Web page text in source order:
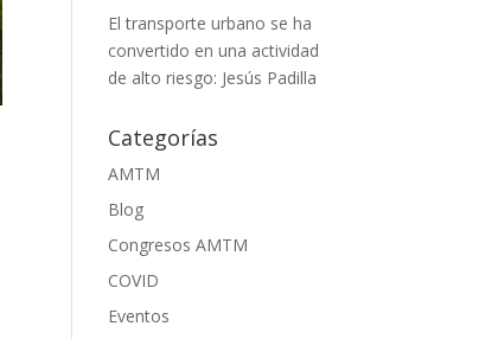
El transporte urbano se ha
convertido en una actividad
de alto riesgo: Jesús Padilla
Categorías
AMTM
Blog
Congresos AMTM
COVID
Eventos